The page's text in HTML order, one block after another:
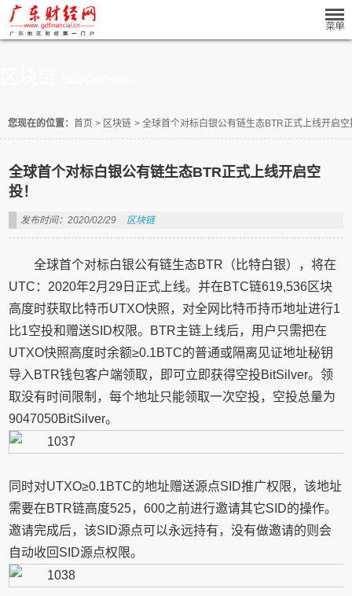
您现在的位置： 首页 > 区块链 > 全球首个对标白银公有链生态BTR正式上线开启空
全球首个对标白银公有链生态BTR正式上线开启空
投！
发布时间：2020/02/29 区块链
全球首个对标白银公有链生态BTR（比特白银），将在
UTC：2020年2月29日正式上线。并在BTC链619,536区块
高度时获取比特币UTXO快照，对全网比特币持币地址进行1
比1空投和赠送SID权限。BTR主链上线后，用户只需把在
UTXO快照高度时余额≥0.1BTC的普通或隔离见证地址秘钥
导入BTR钱包客户端领取，即可立即获得空投BitSilver。领
取没有时间限制，每个地址只能领取一次空投，空投总量为
9047050BitSilver。
同时对UTXO≥0.1BTC的地址赠送源点SID推广权限，该地址
需要在BTR链高度525，600之前进行邀请其它SID的操作。
邀请完成后，该SID源点可以永远持有，没有做邀请的则会
自动收回SID源点权限。